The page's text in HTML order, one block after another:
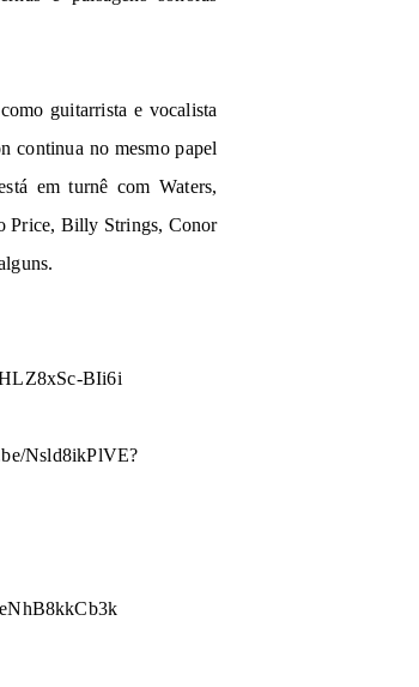
guitarrista e vocalista
continua no mesmo papel
em turnê com Waters,
Price, Billy Strings, Conor
BIi6i
Nsld8ikPlVE?